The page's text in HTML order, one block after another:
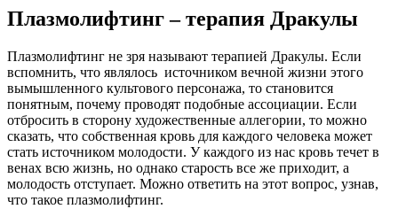
Плазмолифтинг – терапия Дракулы
Плазмолифтинг не зря называют терапией Дракулы. Если
вспомнить, что являлось источником вечной жизни этого
вымышленного культового персонажа, то становится
понятным, почему проводят подобные ассоциации. Если
отбросить в сторону художественные аллегории, то можно
сказать, что собственная кровь для каждого человека может
стать источником молодости. У каждого из нас кровь течет в
венах всю жизнь, но однако старость все же приходит, а
молодость отступает. Можно ответить на этот вопрос, узнав,
что такое плазмолифтинг.